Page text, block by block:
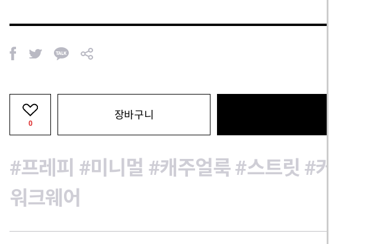
페
이
트
위
카
카
공
유
장바구니
0
#프레피 #미니멀 #캐주얼룩 #스트릿 #커플
워크웨어